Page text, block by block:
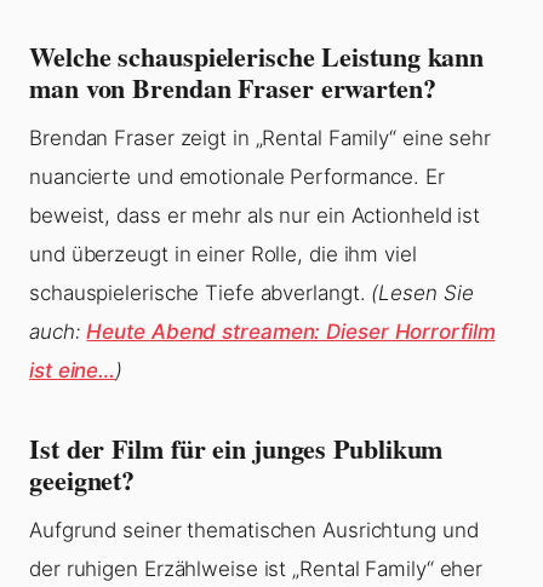
Welche schauspielerische Leistung kann
man von Brendan Fraser erwarten?
Brendan Fraser zeigt in „Rental Family“ eine sehr
nuancierte und emotionale Performance. Er
beweist, dass er mehr als nur ein Actionheld ist
und überzeugt in einer Rolle, die ihm viel
schauspielerische Tiefe abverlangt. (Lesen Sie
auch:Heute Abend streamen: Dieser Horrorfilm
ist eine…)
Ist der Film für ein junges Publikum
geeignet?
Aufgrund seiner thematischen Ausrichtung und
der ruhigen Erzählweise ist „Rental Family“ eher